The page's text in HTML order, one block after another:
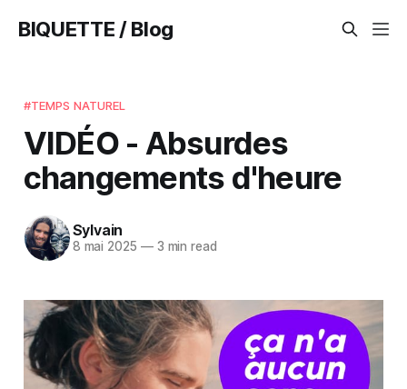
BIQUETTE / Blog
#TEMPS NATUREL
VIDÉO - Absurdes
changements d'heure
Sylvain
8 mai 2025 —3 min read